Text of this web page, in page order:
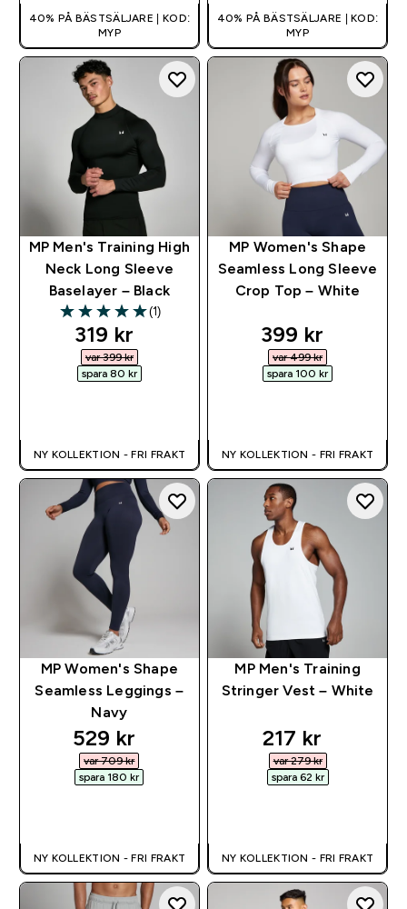
40% PÅ BÄSTSÄLJARE | KOD:
MYP
40% PÅ BÄSTSÄLJARE | KOD:
MYP
MP Men's Training High
Neck Long Sleeve
Baselayer – Black
5 out of 5 stars
(1)
discounted price
319 kr‎
var 399 kr‎
spara 80 kr‎
NY KOLLEKTION - FRI FRAKT
MP Women's Shape
Seamless Long Sleeve
Crop Top – White
discounted
399 kr‎
var 499 kr‎
spara 100 kr‎
NY KOLLEKTION - FRI FRAKT
MP Women's Shape
Seamless Leggings –
Navy
discounted price
529 kr‎
var 709 kr‎
spara 180 kr‎
NY KOLLEKTION - FRI FRAKT
MP Men's Training
Stringer Vest – White
discounted
217 kr‎
var 279 kr‎
spara 62 kr‎
NY KOLLEKTION - FRI FRAKT